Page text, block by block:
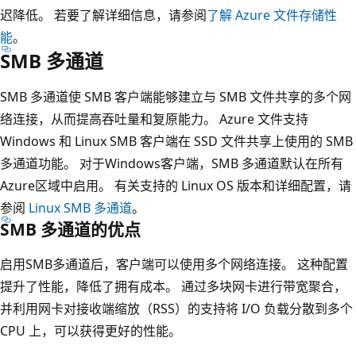
迟降低。 若要了解详细信息，请参阅了解 Azure 文件存储性
能。
SMB 多通道
SMB 多通道使 SMB 客户端能够建立与 SMB 文件共享的多个网
络连接，从而提高吞吐量和复原能力。 Azure 文件支持
Windows 和 Linux SMB 客户端在 SSD 文件共享上使用的 SMB
多通道功能。 对于Windows客户端，SMB 多通道默认在所有
Azure区域中启用。 有关支持的 Linux OS 版本和详细配置，请
参阅 Linux SMB 多通道。
SMB 多通道的优点
启用SMB多通道后，客户端可以使用多个网络连接。 这种配置
提升了性能，降低了拥有成本。 通过多块网卡进行带宽聚合，
并利用网卡对接收端缩放（RSS）的支持将 I/O 负载分散到多个
CPU 上，可以获得更好的性能。